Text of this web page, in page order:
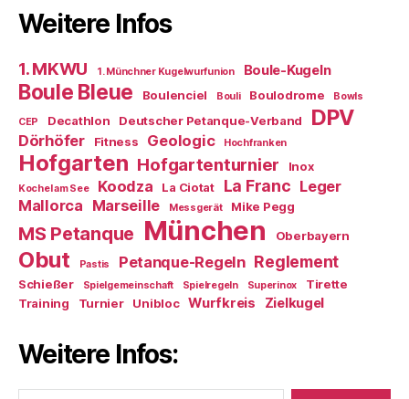
Weitere Infos
1. MKWU 1. Münchner Kugelwurfunion Boule-Kugeln
Boule Bleue Boulenciel Bouli Boulodrome Bowls
CEP Decathlon Deutscher Petanque-Verband DPV
Dörhöfer Fitness Geologic Hochfranken
Hofgarten Hofgartenturnier Inox
Kochel am See Koodza La Ciotat La Franc Leger
Mallorca Marseille Messgerät Mike Pegg
MS Petanque München Oberbayern
Obut Pastis Petanque-Regeln Reglement
Schießer Spielgemeinschaft Spielregeln Superinox
Tirette
Training
Turnier Unibloc Wurfkreis Zielkugel
Weitere Infos: